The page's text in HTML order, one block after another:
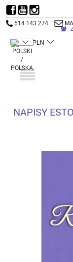
514 143 274
NAPISY